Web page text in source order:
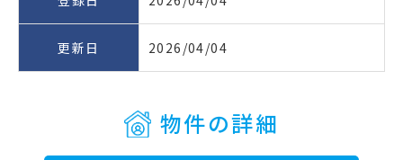
更新日 2026/04/04
物件の詳細